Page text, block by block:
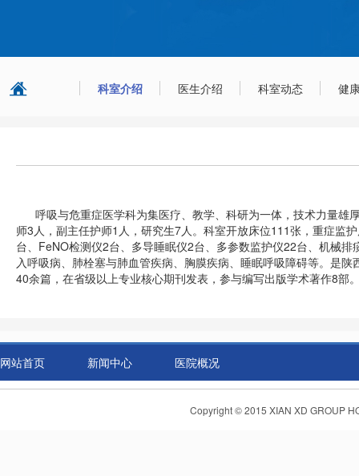
科室介绍 医生介绍 科室动态 健
呼吸与危重症医学科为集医疗、教学、科研为一体，技术力量雄
师3人，副主任护师1人，研究生7人。科室开放床位111张，重症监
台、FeNO检测仪2台、多导睡眠仪2台、多参数监护仪22台、机械
入呼吸病、肺栓塞与肺血管疾病、胸膜疾病、睡眠呼吸障碍等。是
40余篇，在省级以上专业核心期刊发表，参与编写出版学术著作8部
网站首页 新闻中心 医院概况
Copyright © 2015 XIAN XD GROUP